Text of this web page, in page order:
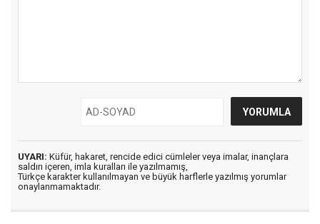
UYARI: Küfür, hakaret, rencide edici cümleler veya imalar, inançlara
saldırı içeren, imla kuralları ile yazılmamış,
Türkçe karakter kullanılmayan ve büyük harflerle yazılmış yorumlar
onaylanmamaktadır.